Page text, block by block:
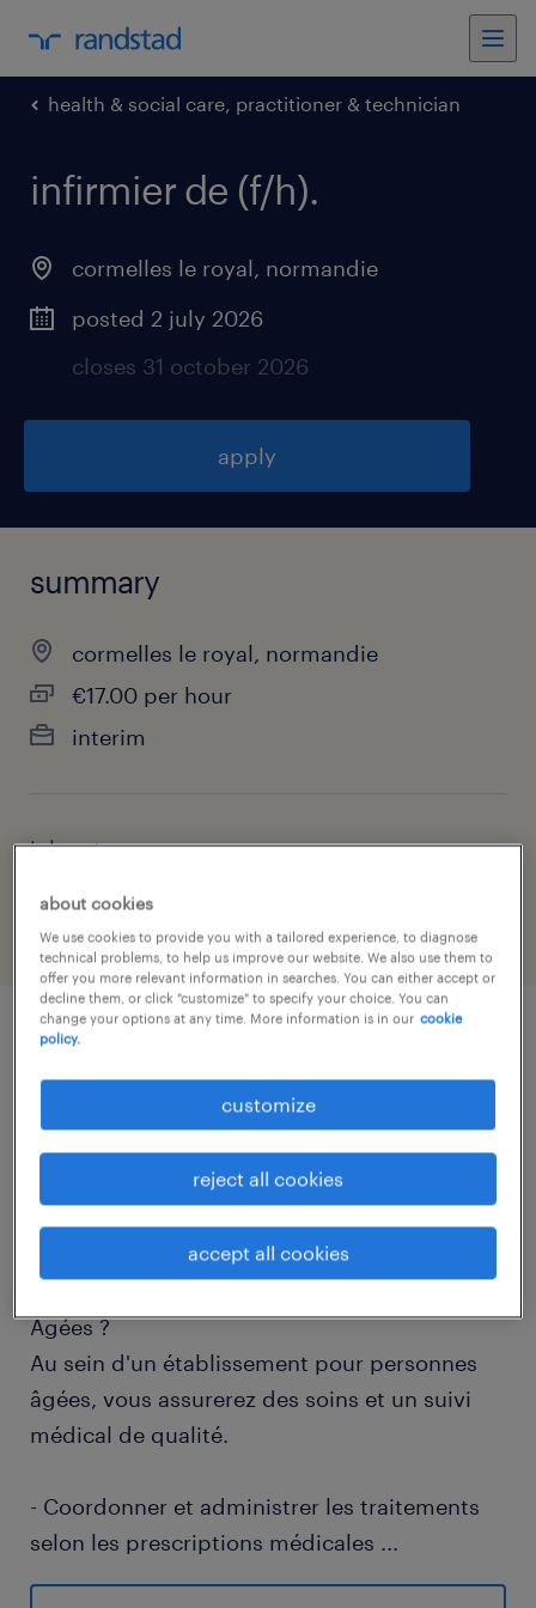
health & social care, practitioner & technician
infirmier de (f/h).
cormelles le royal, normandie
posted 2 july 2026
closes 31 october 2026
apply
summary
cormelles le royal, normandie
€17.00 per hour
interim
job category
descriptif du poste
embrasseriez-vous en tant qu'Infirmier(e) au
Âgées ?
Au sein d'un établissement pour personnes
âgées, vous assurerez des soins et un suivi
médical de qualité.
- Coordonner et administrer les traitements
selon les prescriptions médicales ...
- Collaborer étroitement avec l'équipe
about cookies
We use cookies to provide you with a tailored experience, to diagnose
technical problems, to help us improve our website. We also use them to
offer you more relevant information in searches. You can either accept or
decline them, or click "customize" to specify your choice. You can
change your options at any time. More information is in our cookie
policy.
customize
reject all cookies
accept all cookies